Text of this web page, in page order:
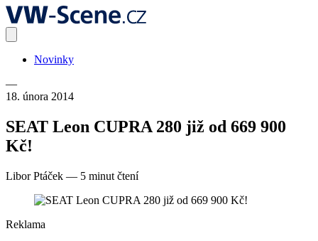
Novinky
—
18. února 2014
SEAT Leon CUPRA 280 již od 669 900
Kč!
Libor Ptáček — 5 minut čtení
Reklama